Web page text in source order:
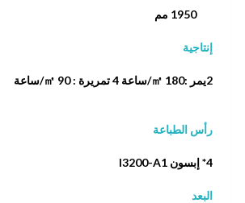
1950 مم
إنتاجية
2يمر :180 ㎡/ساعة 4 تمريرة : 90 ㎡/ساعة
رأس الطباعة
4* إبسون I3200-A1
البعد